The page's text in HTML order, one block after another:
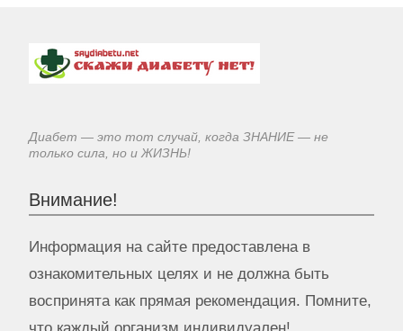
Диабет — это тот случай, когда ЗНАНИЕ — не
только сила, но и ЖИЗНЬ!
Внимание!
Информация на сайте предоставлена в
ознакомительных целях и не должна быть
воспринята как прямая рекомендация. Помните,